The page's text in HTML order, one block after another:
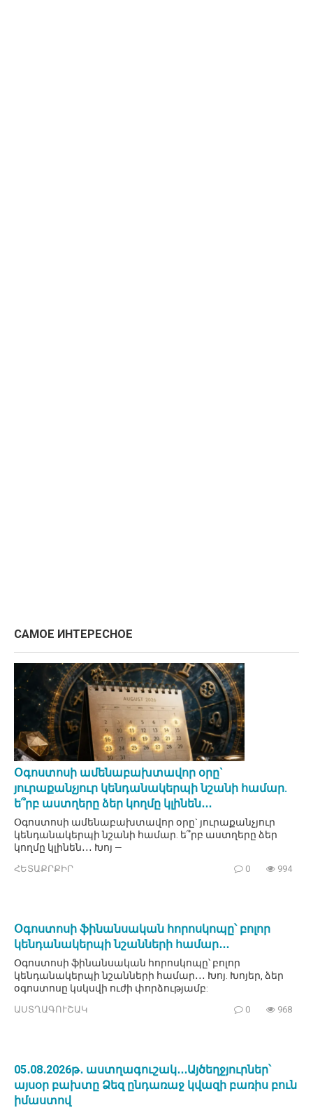
САМОЕ ИНТЕРЕСНОЕ
Օգոստոսի ամենաբախտավոր օրը`
յուրաքանչյուր կենդանակերպի նշանի համար.
ե՞րբ աստղերը ձեր կողմը կլինեն․․․
Օգոստոսի ամենաբախտավոր օրը` յուրաքանչյուր
կենդանակերպի նշանի համար. ե՞րբ աստղերը ձեր
կողմը կլինեն․․․ Խոյ —
ՀԵՏԱՔՐՔԻՐ 0 994
Օգոստոսի ֆինանսական հորոսկոպը՝ բոլոր
կենդանակերպի նշանների համար․․․
Օգոստոսի ֆինանսական հորոսկոպը՝ բոլոր
կենդանակերպի նշանների համար․․․ Խոյ. Խոյեր, ձեր
օգոստոսը կսկսվի ուժի փորձությամբ:
ԱՍՏՂԱԳՈՒՇԱԿ 0 968
05․08․2026թ․ աստղագուշակ․․․Այծեղջյուրներ՝
այսօր բախտը Ձեզ ընդառաջ կվազի բառիս բուն
իմաստով